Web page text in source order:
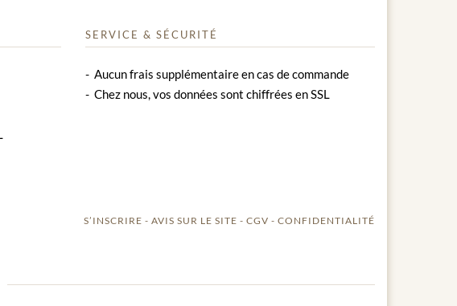
SERVICE & SÉCURITÉ
Aucun frais supplémentaire en cas de commande
Chez nous, vos données sont chiffrées en SSL
S’INSCRIRE AVIS SUR LE SITE CGV CONFIDENTIALITÉ